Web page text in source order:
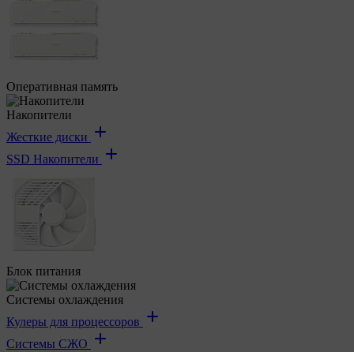
Оперативная память
Накопители
Жесткие диски
SSD Накопители
Блок питания
Системы охлаждения
Кулеры для процессоров
Системы СЖО